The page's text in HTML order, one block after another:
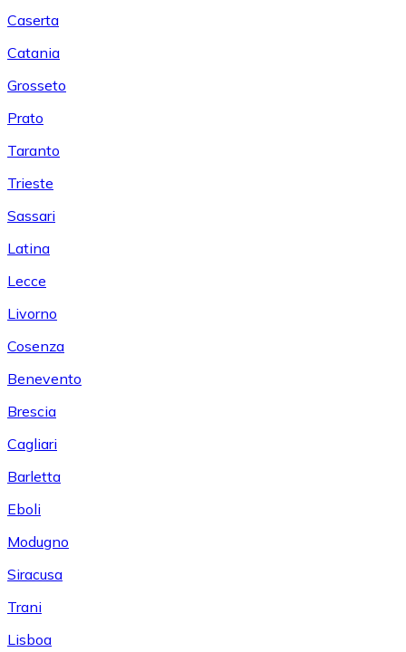
Caserta
Catania
Grosseto
Prato
Taranto
Trieste
Sassari
Latina
Lecce
Livorno
Cosenza
Benevento
Brescia
Cagliari
Barletta
Eboli
Modugno
Siracusa
Trani
Lisboa